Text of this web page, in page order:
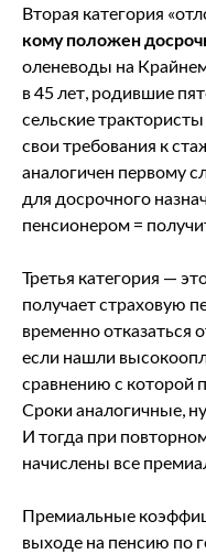
Вторая категория
кому положен
оленеводы на
в 45 лет, родившие
сельские
свои требования к
аналогичен первому
для досрочного
пенсионером =
Третья категория —
получает страховую
временно отказаться
если нашли
сравнению с которой
Сроки аналогичные,
И тогда при
начислены все
Премиальные
выходе на пенсию по